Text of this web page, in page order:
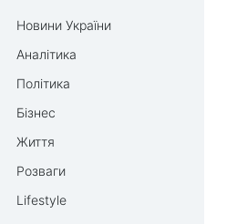
Новини України
Аналітика
Політика
Бізнес
Життя
Розваги
Lifestyle